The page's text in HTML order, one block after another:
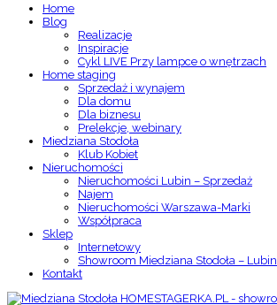
Home
Blog
Realizacje
Inspiracje
Cykl LIVE Przy lampce o wnętrzach
Home staging
Sprzedaż i wynajem
Dla domu
Dla biznesu
Prelekcje, webinary
Miedziana Stodoła
Klub Kobiet
Nieruchomości
Nieruchomości Lubin – Sprzedaż
Najem
Nieruchomości Warszawa-Marki
Współpraca
Sklep
Internetowy
Showroom Miedziana Stodoła – Lubin
Kontakt